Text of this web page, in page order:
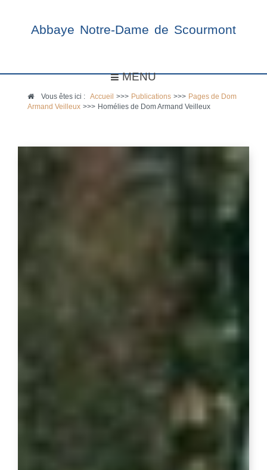
Abbaye Notre-Dame de Scourmont
MENU
Vous êtes ici :Accueil >>> Publications >>> Pages de Dom
Armand Veilleux >>> Homélies de Dom Armand Veilleux